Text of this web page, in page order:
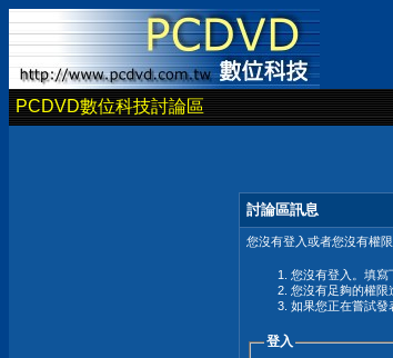
PCDVD數位科技討論區
討論區訊息
您沒有登入或者您沒有權
您沒有登入。填寫
您沒有足夠的權限
如果您正在嘗試發
登入